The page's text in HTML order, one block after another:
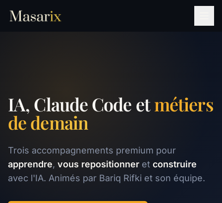
IA, Claude Code etmétiers
de demain
Trois accompagnements premium pour
apprendre, vous repositionner et construire
avec l'IA. Animés par Bariq Rifki et son équipe.